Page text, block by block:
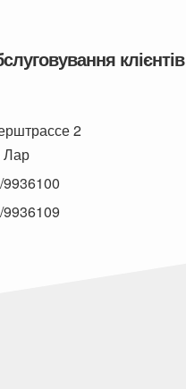
клієнтів
2
Лар